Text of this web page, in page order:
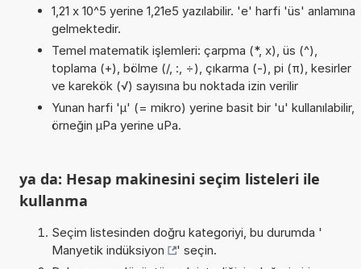
1,21 x 10^5 yerine 1,21e5 yazılabilir. 'e' harfi 'üs' anlamına
gelmektedir.
Temel matematik işlemleri: çarpma (*, x), üs (^),
toplama (+), bölme (/, :, ÷), çıkarma (-), pi (π), kesirler
ve karekök (√) sayısına bu noktada izin verilir
Yunan harfi 'µ' (= mikro) yerine basit bir 'u' kullanılabilir,
örneğin µPa yerine uPa.
ya da: Hesap makinesini seçim listeleri ile
kullanma
Seçim listesinden doğru kategoriyi, bu durumda '
Manyetik indüksiyon
' seçin.